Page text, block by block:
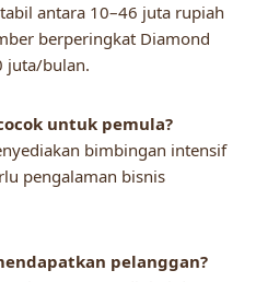
antara 10–46 juta rupiah
berperingkat Diamond
juta/bulan.
untuk pemula?
bimbingan intensif
pengalaman bisnis
pelanggan?